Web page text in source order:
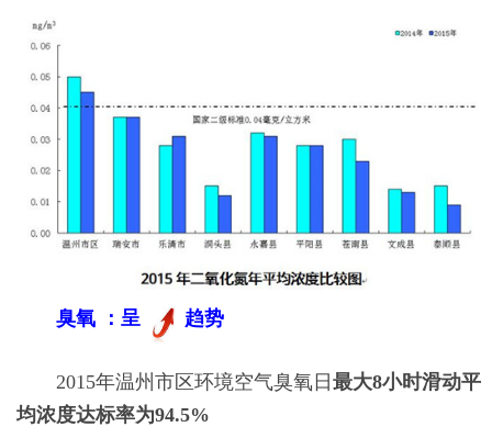
臭氧 ：呈 趋势
2015年温州市区环境空气臭氧日最大8小时滑动平
均浓度达标率为94.5%